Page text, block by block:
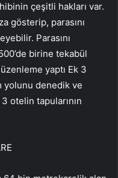
çeşitli hakları var.
gösterip, parasını
Parasını
birine tekabül
yaptı Ek 3
yolunu denedik ve
otelin tapularının